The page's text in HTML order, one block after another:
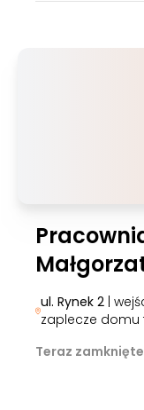
ul. Rynek 2|
zaplecze
Teraz zamknięte